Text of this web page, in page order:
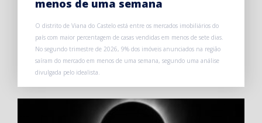
menos de uma semana
O distrito de Viana do Castelo está entre os mercados imobiliários do
país com maior percentagem de casas vendidas em menos de sete dias.
No segundo trimestre de 2026, 9% dos imóveis anunciados na região
saíram do mercado em menos de uma semana, segundo uma análise
divulgada pelo idealista.